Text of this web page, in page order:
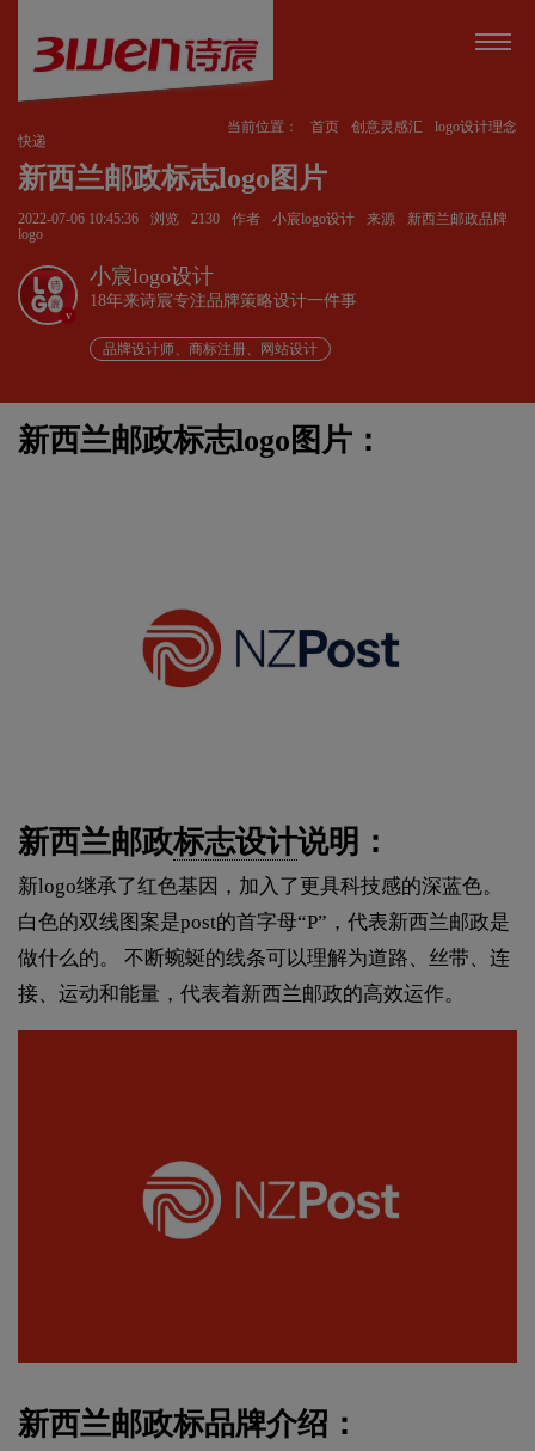
当前位置： 首页 创意灵感汇
logo设计理念
快递
新西兰邮政标志logo图片
2022-07-06 10:45:36 浏览 2130 作者 小宸logo设计 来源
新西兰邮政品牌
logo
v
小宸logo设计
18年来诗宸专注品牌策略设计一件事
品牌设计师、商标注册、网站设计
新西兰邮政标志logo图片：
新西兰邮政标志设计说明：
新logo继承了红色基因，加入了更具科技感的深蓝色。
白色的双线图案是post的首字母“P”，代表新西兰邮政是
做什么的。 不断蜿蜒的线条可以理解为道路、丝带、连
接、运动和能量，代表着新西兰邮政的高效运作。
新西兰邮政标品牌介绍：